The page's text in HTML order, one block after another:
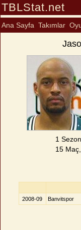
TBLStat.net
Ana Sayfa Takımlar
1
15
2008-09 Banvitspor